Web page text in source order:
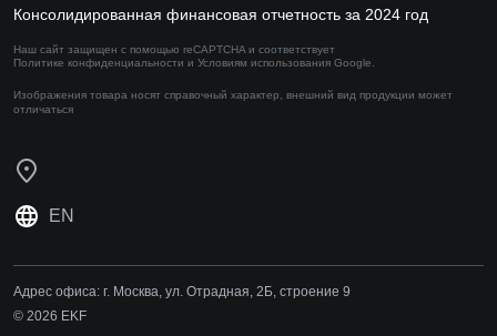
Консолидированная финансовая отчетность за 2024 год
Наш сайт защищен с помощью reCAPTCHA и соответствует
Политике конфиденциальности и Условиям использования Google.
Изображения товара носят справочный характер, внешний вид продукции может
отличаться
EN
Адрес офиса: г. Москва, ул. Отрадная, 2Б, строение 9
© 2026 EKF